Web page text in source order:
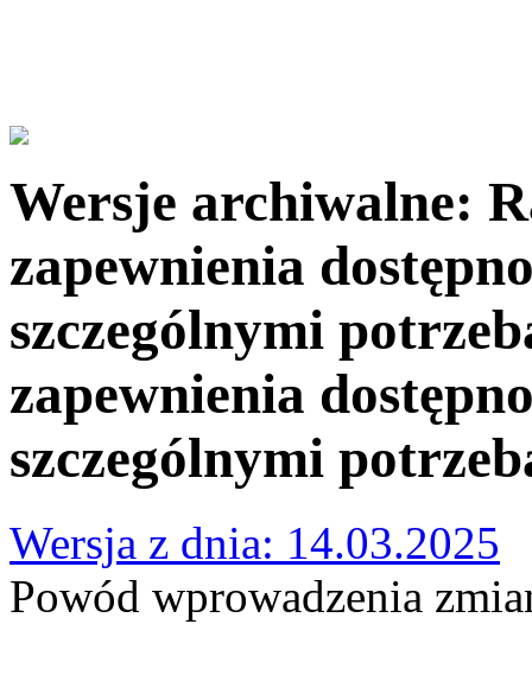
Wersje archiwalne:
zapewnienia
szczególnymi
zapewnienia
szczególnymi
Wersja z dnia: 14.03.2025
Powód wprowadzenia